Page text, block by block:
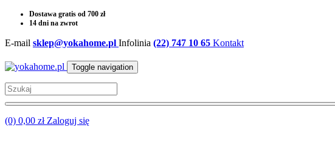
Dostawa gratis od 700 zł
14 dni na zwrot
E-mail sklep@yokahome.pl Infolinia (22) 747 10 65 Kontakt
Toggle navigation
(0) 0,00 zł Zaloguj się